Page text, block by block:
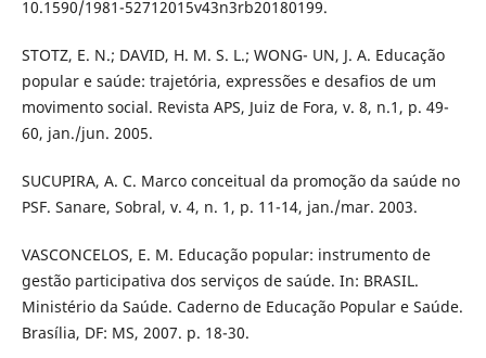
10.1590/1981-52712015v43n3rb20180199.
STOTZ, E. N.; DAVID, H. M. S. L.; WONG- UN, J. A. Educação
popular e saúde: trajetória, expressões e desafios de um
movimento social. Revista APS, Juiz de Fora, v. 8, n.1, p. 49-
60, jan./jun. 2005.
SUCUPIRA, A. C. Marco conceitual da promoção da saúde no
PSF. Sanare, Sobral, v. 4, n. 1, p. 11-14, jan./mar. 2003.
VASCONCELOS, E. M. Educação popular: instrumento de
gestão participativa dos serviços de saúde. In: BRASIL.
Ministério da Saúde. Caderno de Educação Popular e Saúde.
Brasília, DF: MS, 2007. p. 18-30.